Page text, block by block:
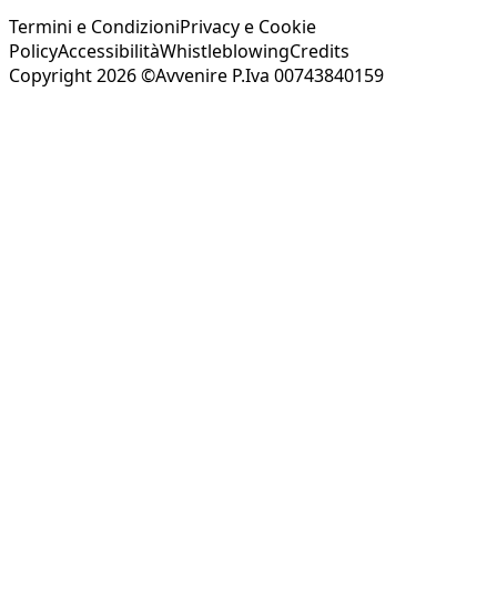
Termini e CondizioniPrivacy e Cookie
PolicyAccessibilitàWhistleblowingCredits
Copyright 2026 ©Avvenire P.Iva 00743840159